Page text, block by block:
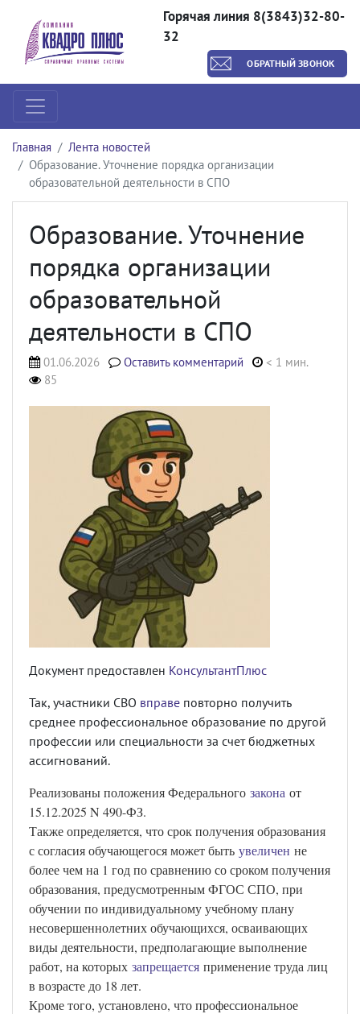
Горячая линия 8(3843)32-80-
32
ОБРАТНЫЙ ЗВОНОК
Главная
Лента новостей
Образование. Уточнение порядка организации
образовательной деятельности в СПО
Образование. Уточнение
порядка организации
образовательной
деятельности в СПО
01.06.2026 Оставить комментарий
< 1 мин.
85
Документ предоставлен КонсультантПлюс
Так, участники СВО вправе повторно получить
среднее профессиональное образование по другой
профессии или специальности за счет бюджетных
ассигнований.
Реализованы положения Федерального закона от
15.12.2025 N 490-ФЗ.
Также определяется, что срок получения образования
с согласия обучающегося может быть увеличен не
более чем на 1 год по сравнению со сроком получения
образования, предусмотренным ФГОС СПО, при
обучении по индивидуальному учебному плану
несовершеннолетних обучающихся, осваивающих
виды деятельности, предполагающие выполнение
работ, на которых запрещается применение труда лиц
в возрасте до 18 лет.
Кроме того, установлено, что профессиональное